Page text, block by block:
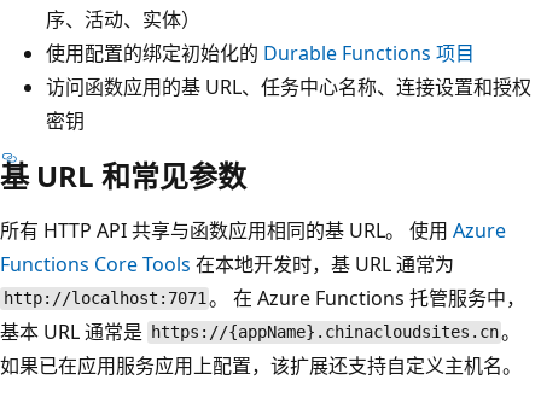
序、活动、实体）
使用配置的绑定初始化的 Durable Functions 项目
访问函数应用的基 URL、任务中心名称、连接设置和授权
密钥
基 URL 和常见参数
所有 HTTP API 共享与函数应用相同的基 URL。 使用 Azure
Functions Core Tools 在本地开发时，基 URL 通常为
http://localhost:7071。 在 Azure Functions 托管服务中，
基本 URL 通常是
https://{appName}.chinacloudsites.cn。
如果已在应用服务应用上配置，该扩展还支持自定义主机名。